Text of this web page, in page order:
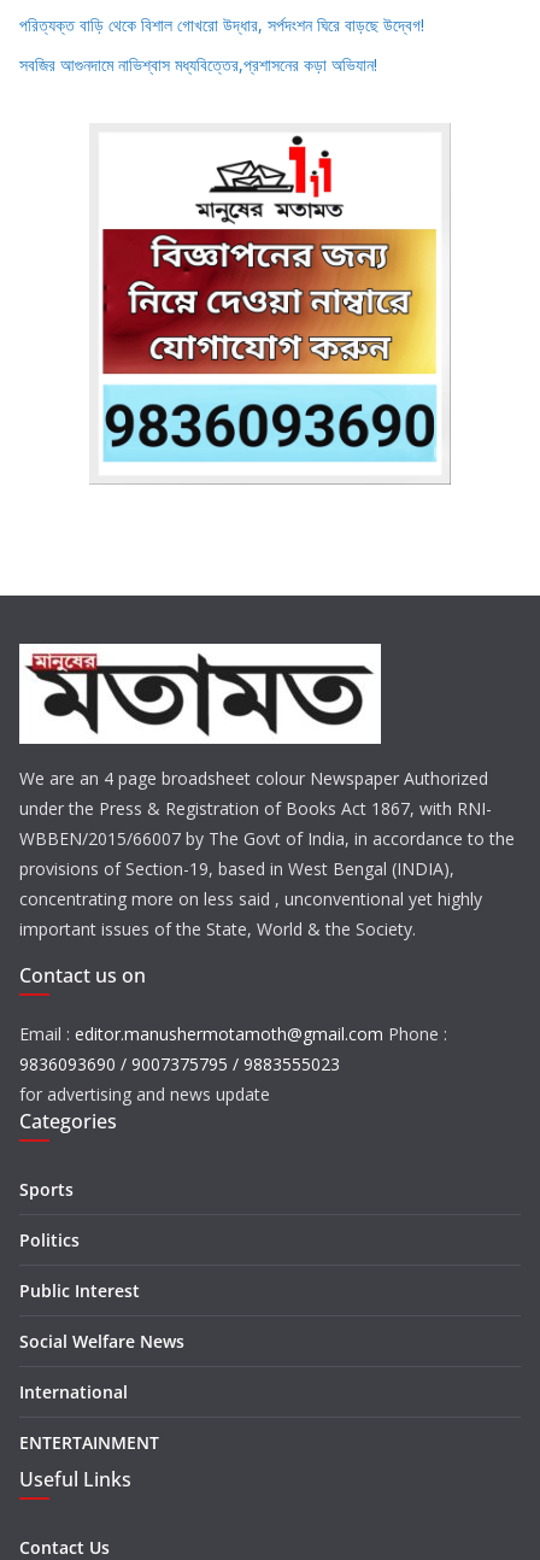
পরিত্যক্ত বাড়ি থেকে বিশাল গোখরো উদ্ধার, সর্পদংশন ঘিরে বাড়ছে উদ্বেগ!
সবজির আগুনদামে নাভিশ্বাস মধ্যবিত্তের,প্রশাসনের কড়া অভিযান!
We are an 4 page broadsheet colour Newspaper Authorized
under the Press & Registration of Books Act 1867, with RNI-
WBBEN/2015/66007 by The Govt of India, in accordance to the
provisions of Section-19, based in West Bengal (INDIA),
concentrating more on less said , unconventional yet highly
important issues of the State, World & the Society.
Contact us on
Email : editor.manushermotamoth@gmail.com Phone :
9836093690 / 9007375795 / 9883555023
for advertising and news update
Categories
Sports
Politics
Public Interest
Social Welfare News
International
ENTERTAINMENT
Useful Links
Contact Us